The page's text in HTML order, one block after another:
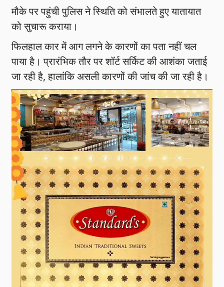
मौके पर पहुंची पुलिस ने स्थिति को संभालते हुए यातायात
को सुचारू कराया।
फिलहाल कार में आग लगने के कारणों का पता नहीं चल
पाया है। प्रारंभिक तौर पर शॉर्ट सर्किट की आशंका जताई
जा रही है, हालांकि असली कारणों की जांच की जा रही है।